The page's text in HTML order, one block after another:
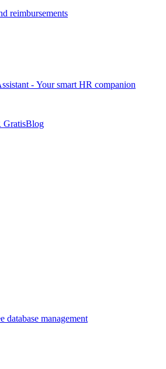
reimbursements
- Your smart HR companion
GratisBlog
database management